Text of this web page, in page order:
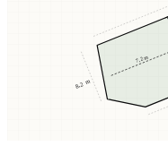
7,2 m
8,2 m